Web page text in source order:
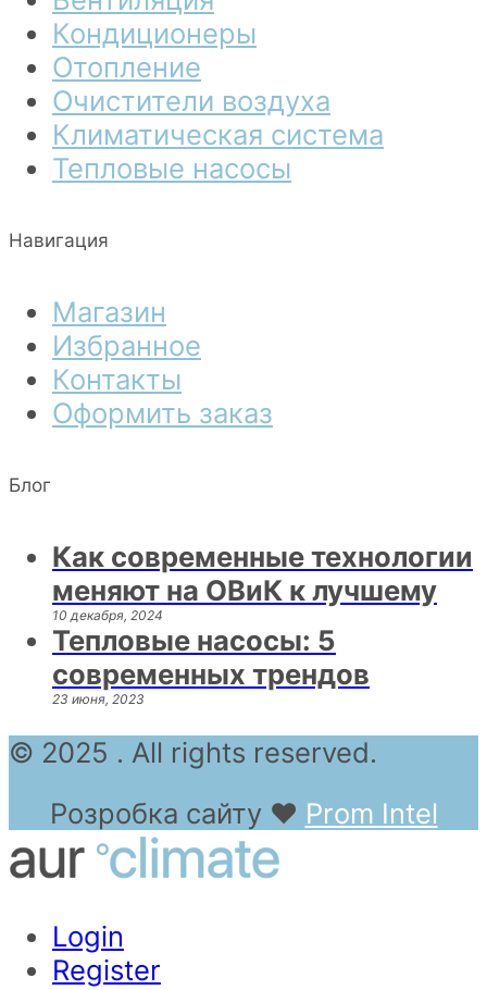
Кондиционеры
Отопление
Очистители воздуха
Климатическая система
Тепловые насосы
Навигация
Магазин
Избранное
Контакты
Оформить заказ
Блог
Как современные технологии
меняют на ОВиК к лучшему
10 декабря, 2024
Тепловые насосы: 5
современных трендов
23 июня, 2023
© 2025 . All rights reserved.
Розробка сайту ❤ Prom Intel
Login
Register